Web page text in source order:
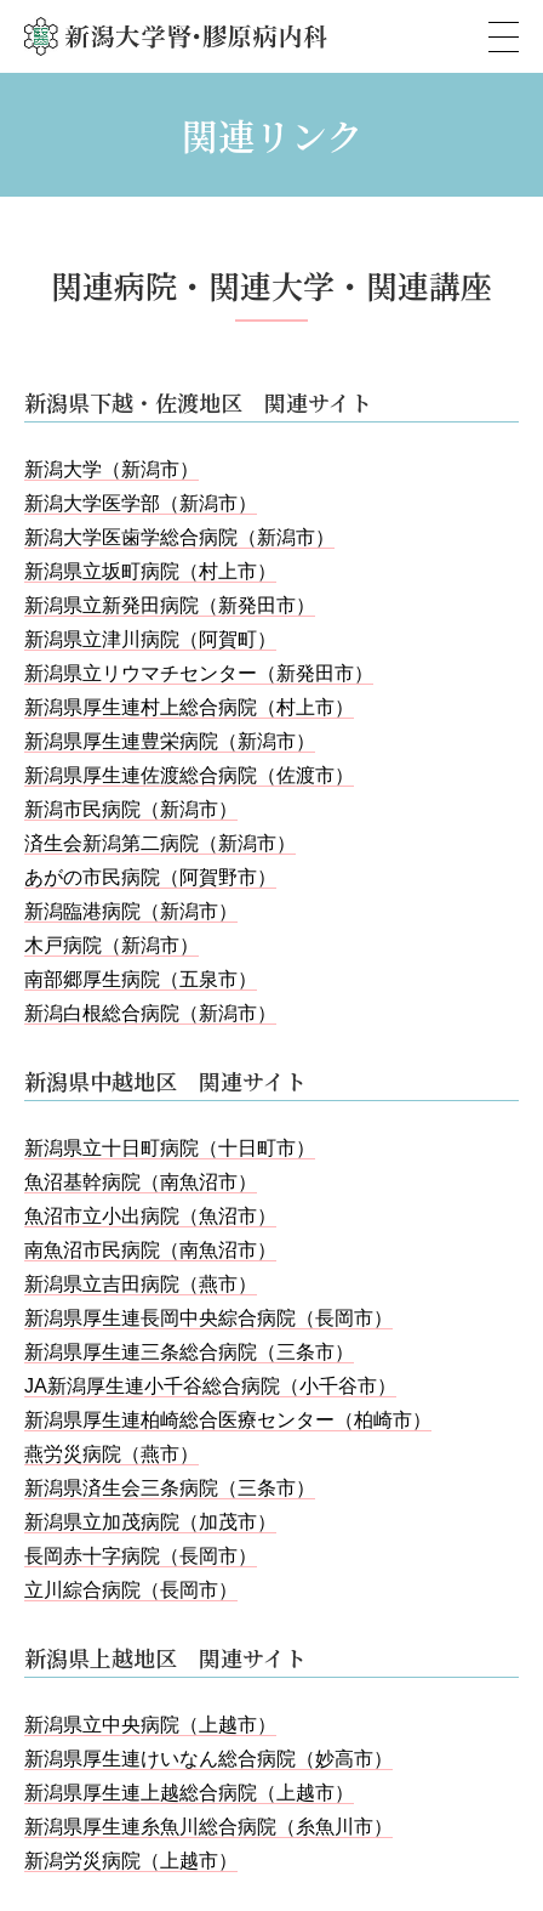
新潟大学腎・膠原病内科
関連リンク
関連病院・関連大学・関連講座
新潟県下越・佐渡地区 関連サイト
新潟大学（新潟市）
新潟大学医学部（新潟市）
新潟大学医歯学総合病院（新潟市）
新潟県立坂町病院（村上市）
新潟県立新発田病院（新発田市）
新潟県立津川病院（阿賀町）
新潟県立リウマチセンター（新発田市）
新潟県厚生連村上総合病院（村上市）
新潟県厚生連豊栄病院（新潟市）
新潟県厚生連佐渡総合病院（佐渡市）
新潟市民病院（新潟市）
済生会新潟第二病院（新潟市）
あがの市民病院（阿賀野市）
新潟臨港病院（新潟市）
木戸病院（新潟市）
南部郷厚生病院（五泉市）
新潟白根総合病院（新潟市）
新潟県中越地区 関連サイト
新潟県立十日町病院（十日町市）
魚沼基幹病院（南魚沼市）
魚沼市立小出病院（魚沼市）
南魚沼市民病院（南魚沼市）
新潟県立吉田病院（燕市）
新潟県厚生連長岡中央綜合病院（長岡市）
新潟県厚生連三条総合病院（三条市）
JA新潟厚生連小千谷総合病院（小千谷市）
新潟県厚生連柏崎総合医療センター（柏崎市）
燕労災病院（燕市）
新潟県済生会三条病院（三条市）
新潟県立加茂病院（加茂市）
長岡赤十字病院（長岡市）
立川綜合病院（長岡市）
新潟県上越地区 関連サイト
新潟県立中央病院（上越市）
新潟県厚生連けいなん総合病院（妙高市）
新潟県厚生連上越総合病院（上越市）
新潟県厚生連糸魚川総合病院（糸魚川市）
新潟労災病院（上越市）